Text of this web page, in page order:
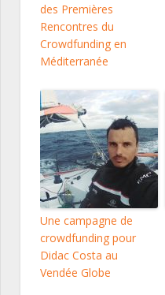
des Premières
Rencontres du
Crowdfunding en
Méditerranée
Une campagne de
crowdfunding pour
Didac Costa au
Vendée Globe